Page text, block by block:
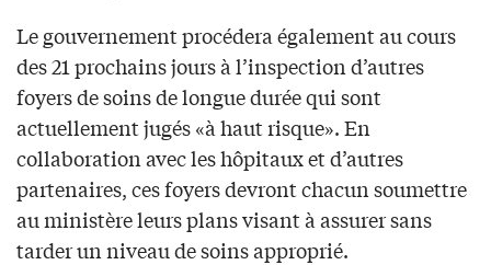
Le gouvernement procédera également au cours
des 21 prochains jours à l’inspection d’autres
foyers de soins de longue durée qui sont
actuellement jugés «à haut risque». En
collaboration avec les hôpitaux et d’autres
partenaires, ces foyers devront chacun soumettre
au ministère leurs plans visant à assurer sans
tarder un niveau de soins approprié.